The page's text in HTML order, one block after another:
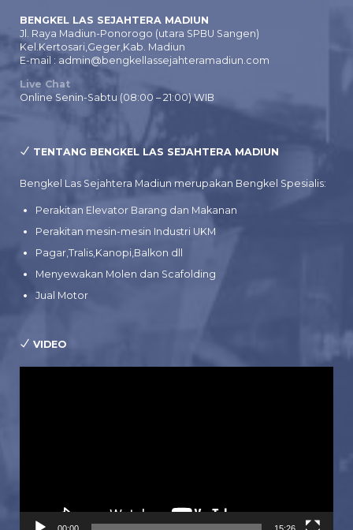
BENGKEL LAS SEJAHTERA MADIUN
Jl. Raya Madiun-Ponorogo (utara SPBU Sangen)
Kel.Kertosari,Geger,Kab. Madiun
E-mail : admin@bengkellassejahteramadiun.com
Live Chat
Online Senin-Sabtu (08:00 – 21:00) WIB
TENTANG BENGKEL LAS SEJAHTERA MADIUN
Bengkel Las Sejahtera Madiun merupakan Bengkel Spesialis:
Perakitan Elevator Barang dan Makanan
Perakitan mesin-mesin Industri UKM
Pagar,Tralis,Kanopi,Balkon dll
Menyewakan Molen dan Scafolding
Jual Motor
VIDEO